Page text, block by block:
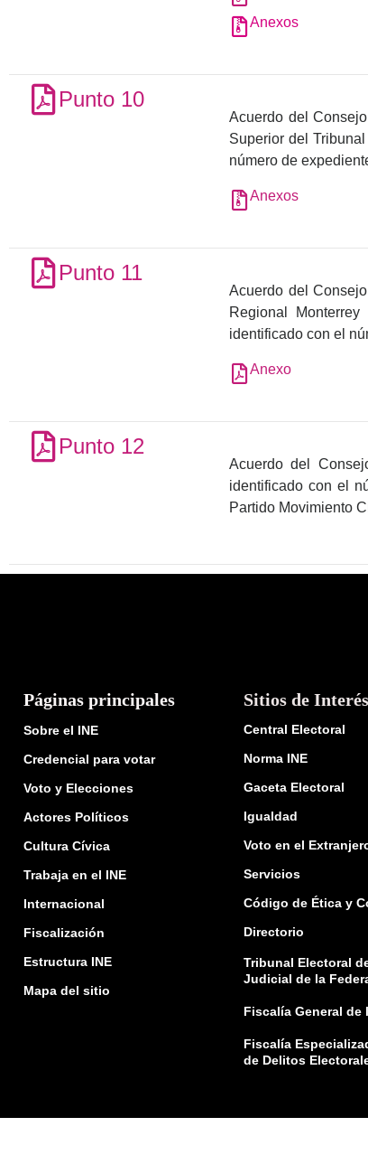
Anexos
Punto 10
Acuerdo del
Superior del
número de
Anexos
Punto 11
Acuerdo del
Regional
identificado con el
Anexo
Punto 12
Acuerdo del
identificado con el
Partido Movimiento
Páginas principales
Sobre el INE
Credencial para votar
Voto y Elecciones
Actores Políticos
Cultura Cívica
Trabaja en el INE
Internacional
Fiscalización
Estructura INE
Mapa del sitio
Sitios de Interés
Central Electoral
Norma INE
Gaceta Electoral
Igualdad
Voto en el
Servicios
Código de Ética y
Directorio
Tribunal Electoral
Judicial de la
Fiscalía General de
Fiscalía
de Delitos